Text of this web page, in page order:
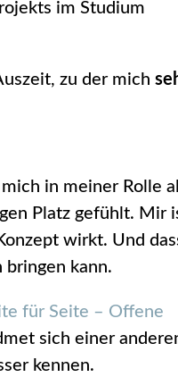
im Studium
zu der mich
in meiner Rolle
Platz gefühlt. Mir
wirkt. Und
bringen kann.
für Seite – Offene
sich einer
kennen.